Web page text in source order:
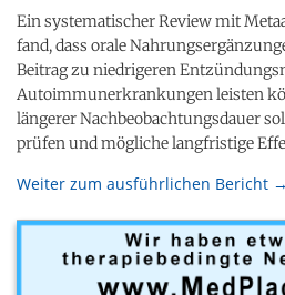
Ein systematischer Review mit
fand, dass orale
Beitrag zu niedrigeren
Autoimmunerkrankungen leisten
längerer Nachbeobachtungsdauer
prüfen und mögliche langfristige
Weiter zum ausführlichen Bericht →